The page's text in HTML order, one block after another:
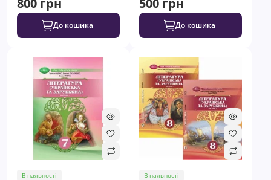
800 грн
До кошика
500 грн
До кошика
В наявності В наявності